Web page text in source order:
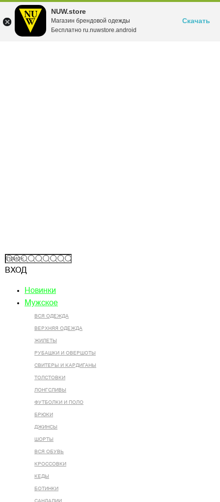
NUW.store
Магазин брендовой одежды
Бесплатно ru.nuwstore.android
Скачать
ВХОД
Новинки
Мужское
ВСЯ ОДЕЖДА
ВЕРХНЯЯ ОДЕЖДА
ЖИЛЕТЫ
РУБАШКИ И ОВЕРШОТЫ
СВИТЕРЫ И КАРДИГАНЫ
ТОЛСТОВКИ
ЛОНГСЛИВЫ
ФУТБОЛКИ И ПОЛО
БРЮКИ
ДЖИНСЫ
ШОРТЫ
ВСЯ ОБУВЬ
КРОССОВКИ
КЕДЫ
БОТИНКИ